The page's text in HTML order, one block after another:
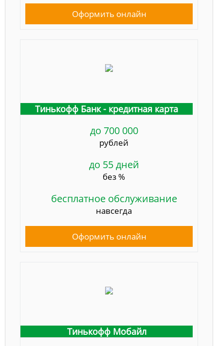
Оформить онлайн
Тинькофф Банк - кредитная карта
до 700 000
рублей
до 55 дней
без %
бесплатное обслуживание
навсегда
Оформить онлайн
Тинькофф Мобайл